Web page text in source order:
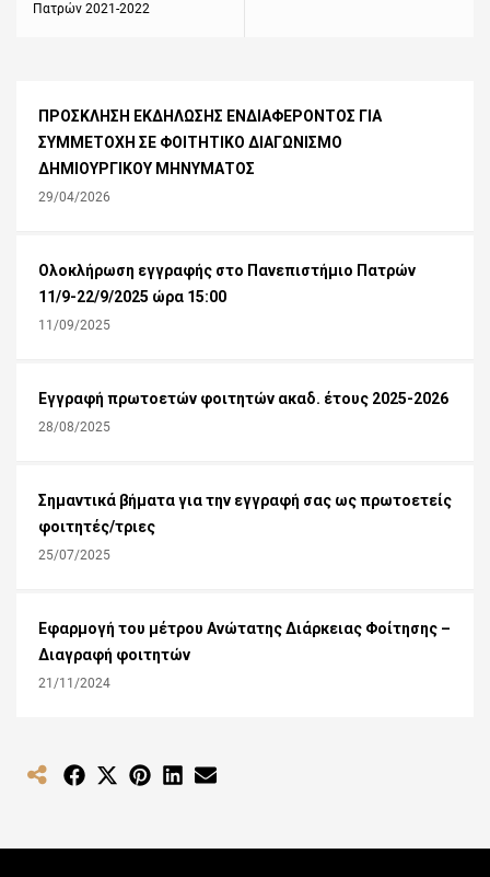
Πατρών 2021-2022
ΠΡΟΣΚΛΗΣΗ ΕΚΔΗΛΩΣΗΣ ΕΝΔΙΑΦΕΡΟΝΤΟΣ ΓΙΑ
ΣΥΜΜΕΤΟΧΗ ΣΕ ΦΟΙΤΗΤΙΚΟ ΔΙΑΓΩΝΙΣΜΟ
ΔΗΜΙΟΥΡΓΙΚΟΥ ΜΗΝΥΜΑΤΟΣ
29/04/2026
Ολοκλήρωση εγγραφής στο Πανεπιστήμιο Πατρών
11/9-22/9/2025 ώρα 15:00
11/09/2025
Εγγραφή πρωτοετών φοιτητών ακαδ. έτους 2025-2026
28/08/2025
Σημαντικά βήματα για την εγγραφή σας ως πρωτοετείς
φοιτητές/τριες
25/07/2025
Εφαρμογή του μέτρου Ανώτατης Διάρκειας Φοίτησης –
Διαγραφή φοιτητών
21/11/2024
Share Share
(Twitter)
Share Share